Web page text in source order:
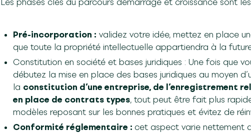
Les phases clés du parcours démarrage et croissance sont les
Pré-incorporation : validez votre idée, mettez en place
que toute la propriété intellectuelle appartiendra à la
Constitution en société et bases juridiques : Une fois que
débutez la mise en place des bases juridiques au moyen
la constitution d’une entreprise, de l’enregistrement
en place de contrats types, tout peut être fait plus
modèles reposant sur les bonnes pratiques et évitez de
Conformité réglementaire : cet aspect varie nettement